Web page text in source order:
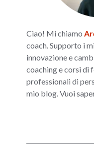
Ciao! Mi chiamo
coach. Supporto i
innovazione e
coaching e corsi di
professionali di
mio blog. Vuoi